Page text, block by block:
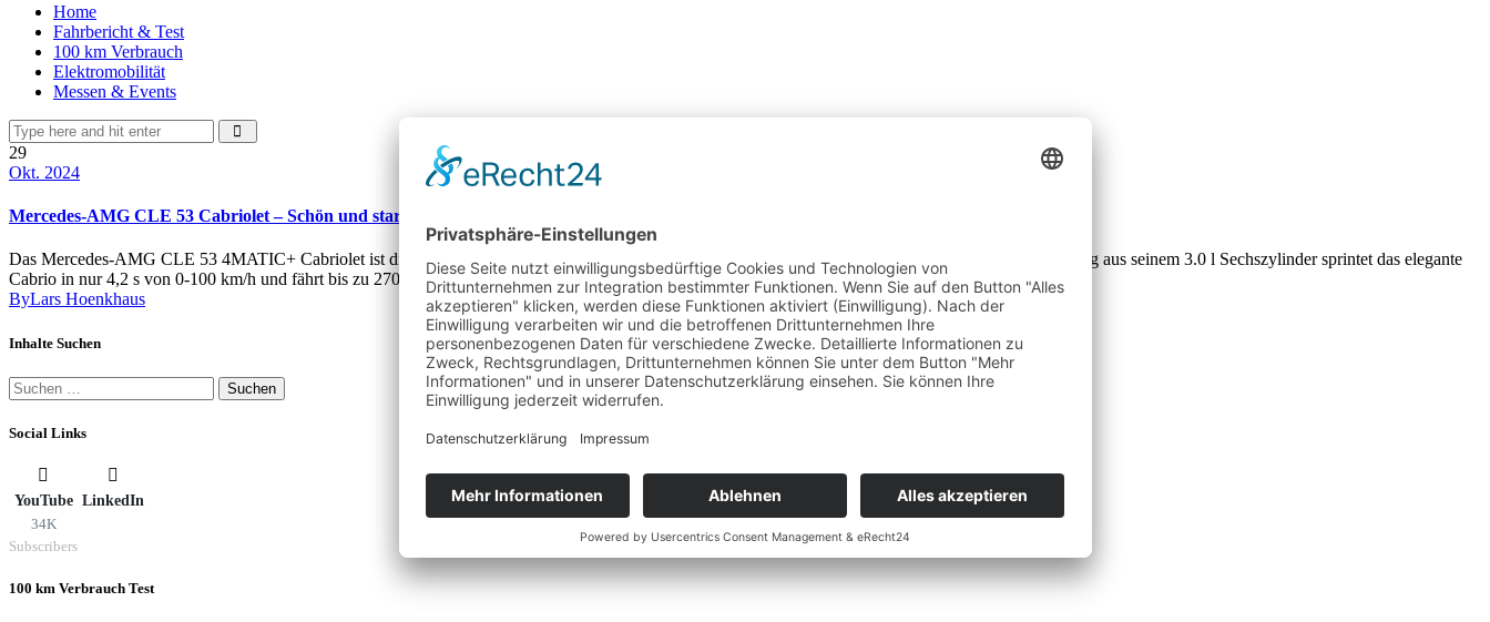
Home
Fahrbericht & Test
100 km Verbrauch
Elektromobilität
Messen & Events
29
Okt. 2024
Mercedes-AMG CLE 53 Cabriolet – Schön und stark aber auch gut?
Das Mercedes-AMG CLE 53 4MATIC+ Cabriolet ist die perfekte Kombination aus offener Limousine und Sportwagen. Mit bis 330 kW (449 PS) Leistung aus seinem 3.0 l Sechszylinder sprintet das elegante
Cabrio in nur 4,2 s von 0-100 km/h und fährt bis zu 270 km/h schnell. Dennoch geht es innen dank AIRCAP und AIRSCARF ruhig und auf…
ByLars Hoenkhaus
Inhalte Suchen
Suchen
nach:
Social Links
YouTube
34K
Subscribers
LinkedIn
100 km Verbrauch Test